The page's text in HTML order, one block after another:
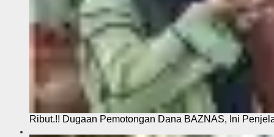
Ribut.!! Dugaan Pemotongan Dana BAZNAS, Ini